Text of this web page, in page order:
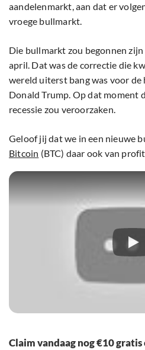
aandelenmarkt, aan dat er
vroege bullmarkt.
Die bullmarkt zou begonnen zijn
april. Dat was de correctie die
wereld uiterst bang was voor
Donald Trump. Op dat moment
recessie zou veroorzaken.
Geloof jij dat we in een nieuwe
Bitcoin (BTC) daar ook van
Claim vandaag nog €10 gratis